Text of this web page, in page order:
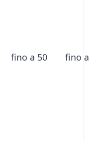
fino a 50 fino